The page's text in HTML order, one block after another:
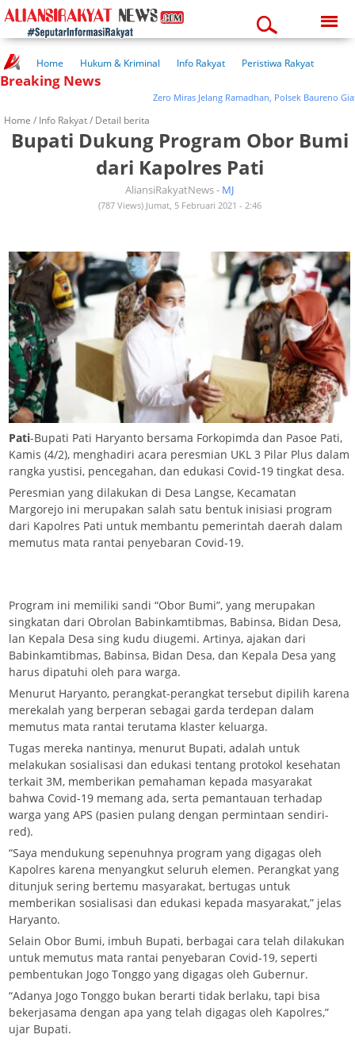
10:14:36 am
Home Hukum & Kriminal Info Rakyat
Peristiwa Rakyat
Kuliner Rakyat
Wisata Rakyat
Breaking News
Zero Miras Jelang Ramadhan, Polsek Baureno Giatkan
Home / Info Rakyat/ Detail berita
Bupati Dukung Program Obor Bumi
dari Kapolres Pati
AliansiRakyatNews - MJ
(787 Views) Jumat, 5 Februari 2021 - 2:46
Pati-Bupati Pati Haryanto bersama Forkopimda dan Pasoe Pati,
Kamis (4/2), menghadiri acara peresmian UKL 3 Pilar Plus dalam
rangka yustisi, pencegahan, dan edukasi Covid-19 tingkat desa.
Peresmian yang dilakukan di Desa Langse, Kecamatan
Margorejo ini merupakan salah satu bentuk inisiasi program
dari Kapolres Pati untuk membantu pemerintah daerah dalam
memutus mata rantai penyebaran Covid-19.
Program ini memiliki sandi “Obor Bumi”, yang merupakan
singkatan dari Obrolan Babinkamtibmas, Babinsa, Bidan Desa,
lan Kepala Desa sing kudu diugemi. Artinya, ajakan dari
Babinkamtibmas, Babinsa, Bidan Desa, dan Kepala Desa yang
harus dipatuhi oleh para warga.
Menurut Haryanto, perangkat-perangkat tersebut dipilih karena
merekalah yang berperan sebagai garda terdepan dalam
memutus mata rantai terutama klaster keluarga.
Tugas mereka nantinya, menurut Bupati, adalah untuk
melakukan sosialisasi dan edukasi tentang protokol kesehatan
terkait 3M, memberikan pemahaman kepada masyarakat
bahwa Covid-19 memang ada, serta pemantauan terhadap
warga yang APS (pasien pulang dengan permintaan sendiri-
red).
“Saya mendukung sepenuhnya program yang digagas oleh
Kapolres karena menyangkut seluruh elemen. Perangkat yang
ditunjuk sering bertemu masyarakat, bertugas untuk
memberikan sosialisasi dan edukasi kepada masyarakat,” jelas
Haryanto.
Selain Obor Bumi, imbuh Bupati, berbagai cara telah dilakukan
untuk memutus mata rantai penyebaran Covid-19, seperti
pembentukan Jogo Tonggo yang digagas oleh Gubernur.
“Adanya Jogo Tonggo bukan berarti tidak berlaku, tapi bisa
bekerjasama dengan apa yang telah digagas oleh Kapolres,”
ujar Bupati.